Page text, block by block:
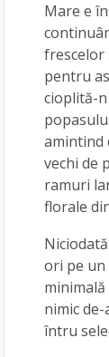
Mare e
frescelor
pentru
cioplită-
amintind
vechi de
ramuri
florale
ori pe un
nimic
întru